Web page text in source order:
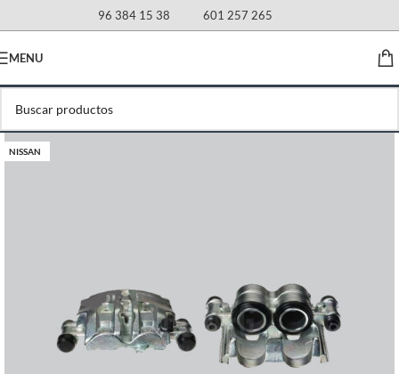
96 384 15 38 601 257 265
MENU
NISSAN